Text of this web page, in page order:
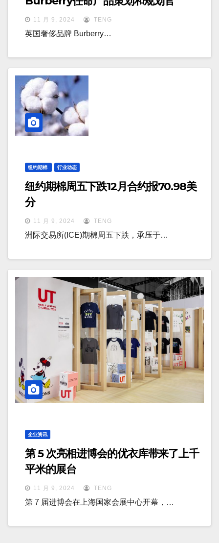
11 月 9, 2024 TENG
英国奢侈品牌 Burberry…
纽约期棉 行业动态
纽约期棉周五下跌12月合约报70.98美
分
11 月 9, 2024 TENG
洲际交易所(ICE)期棉周五下跌，承压于…
企业资讯
第 5 次亮相进博会的优衣库带来了上千
平米的展台
11 月 9, 2024 TENG
第 7 届进博会在上海国家会展中心开幕，…